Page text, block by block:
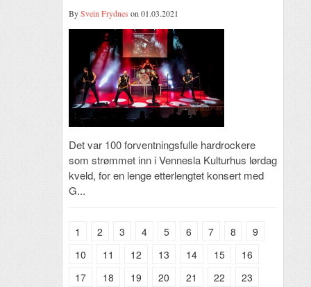
BySvein Frydnes on 01.03.2021
Det var 100 forventningsfulle hardrockere
som strømmet inn i Vennesla Kulturhus lørdag
kveld, for en lenge etterlengtet konsert med
G...
1 2 3 4 5 6 7 8
9
10
11 12 13 14 15
16
17
18 19 20 21 22 23